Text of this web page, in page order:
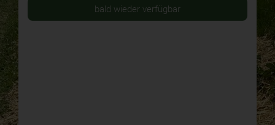
bald wieder verfügbar